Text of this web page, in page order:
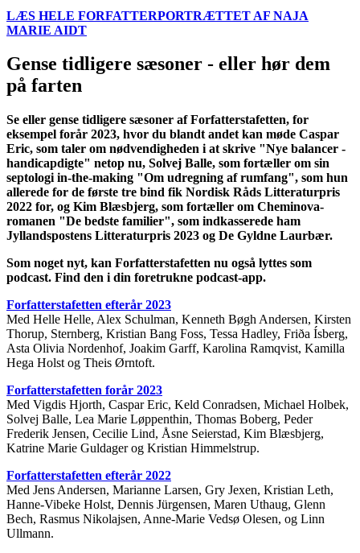
LÆS HELE FORFATTERPORTRÆTTET AF NAJA
MARIE AIDT
Gense tidligere sæsoner - eller hør dem
på farten
Se eller gense tidligere sæsoner af Forfatterstafetten, for
eksempel forår 2023, hvor du blandt andet kan møde Caspar
Eric, som taler om nødvendigheden i at skrive "Nye balancer -
handicapdigte" netop nu, Solvej Balle, som fortæller om sin
septologi in-the-making "Om udregning af rumfang", som hun
allerede for de første tre bind fik Nordisk Råds Litteraturpris
2022 for, og Kim Blæsbjerg, som fortæller om Cheminova-
romanen "De bedste familier", som indkasserede ham
Jyllandspostens Litteraturpris 2023 og De Gyldne Laurbær.
Som noget nyt, kan Forfatterstafetten nu også lyttes som
podcast. Find den i din foretrukne podcast-app.
Forfatterstafetten efterår 2023
Med Helle Helle, Alex Schulman, Kenneth Bøgh Andersen, Kirsten
Thorup, Sternberg, Kristian Bang Foss, Tessa Hadley, Friða Ísberg,
Asta Olivia Nordenhof, Joakim Garff, Karolina Ramqvist, Kamilla
Hega Holst og Theis Ørntoft.
Forfatterstafetten forår 2023
Med Vigdis Hjorth, Caspar Eric, Keld Conradsen, Michael Holbek,
Solvej Balle, Lea Marie Løppenthin, Thomas Boberg, Peder
Frederik Jensen, Cecilie Lind, Åsne Seierstad, Kim Blæsbjerg,
Katrine Marie Guldager og Kristian Himmelstrup.
Forfatterstafetten efterår 2022
Med Jens Andersen, Marianne Larsen, Gry Jexen, Kristian Leth,
Hanne-Vibeke Holst, Dennis Jürgensen, Maren Uthaug, Glenn
Bech, Rasmus Nikolajsen, Anne-Marie Vedsø Olesen, og Linn
Ullmann.